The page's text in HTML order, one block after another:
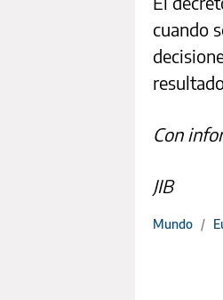
cuando
Con
JIB
Mundo /